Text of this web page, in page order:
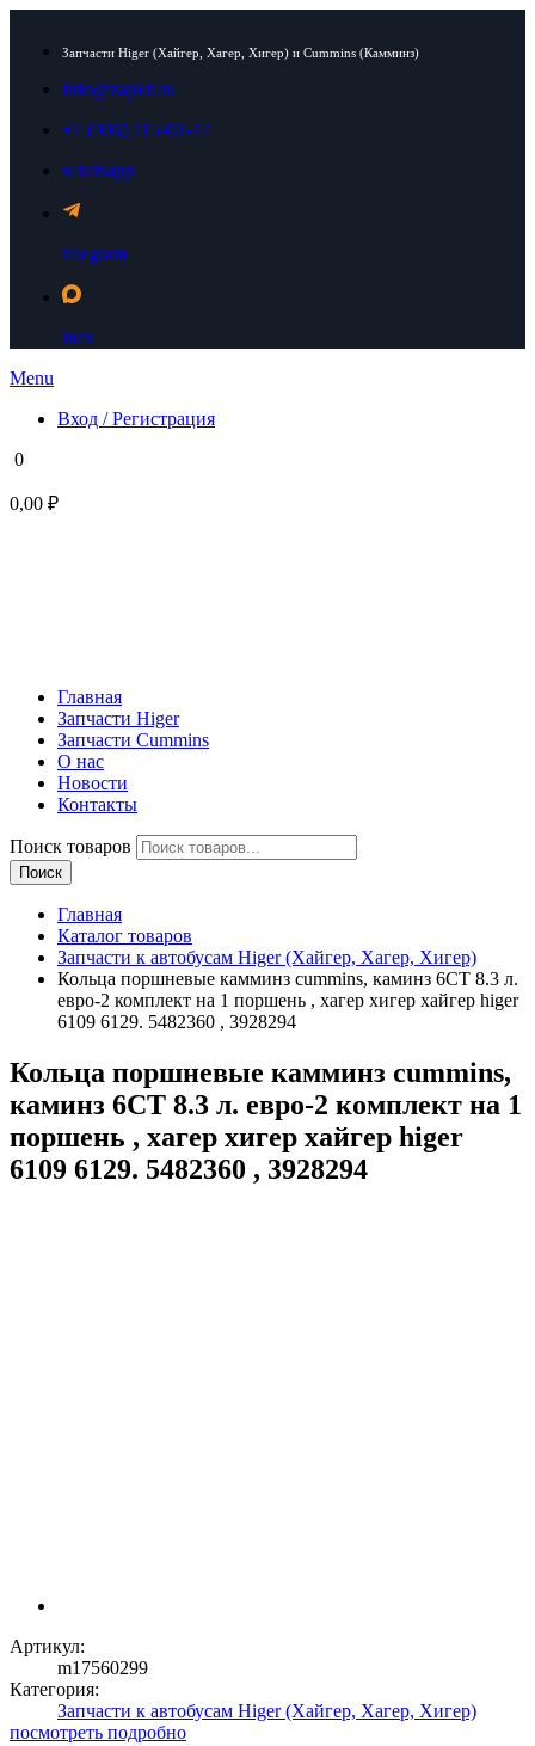
Запчасти Higer (Хайгер, Хагер, Хигер) и Cummins (Камминз)
info@zapkit.ru
+7 (906) 115-02-47
whatsapp
telegram
max
Menu
Вход / Регистрация
0
0,00 ₽
Главная
Запчасти Higer
Запчасти Cummins
О нас
Новости
Контакты
Поиск товаров
Поиск
Главная
Каталог товаров
Запчасти к автобусам Higer (Хайгер, Хагер, Хигер)
Кольца поршневые камминз cummins, каминз 6CT 8.3 л.
евро-2 комплект на 1 поршень , хагер хигер хайгер higer
6109 6129. 5482360 , 3928294
Кольца поршневые камминз cummins,
каминз 6CT 8.3 л. евро-2 комплект на 1
поршень , хагер хигер хайгер higer
6109 6129. 5482360 , 3928294
Артикул:
m17560299
Категория:
Запчасти к автобусам Higer (Хайгер, Хагер, Хигер)
посмотреть подробно